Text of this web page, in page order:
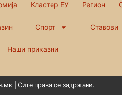
Кластер ЕУ Регион
Спорт Ставови
Наши приказни
| Сите права се задржани.